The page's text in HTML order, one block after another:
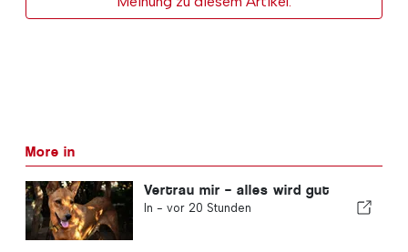
More in
Vertrau mir – alles wird gut
In - vor 20 Stunden